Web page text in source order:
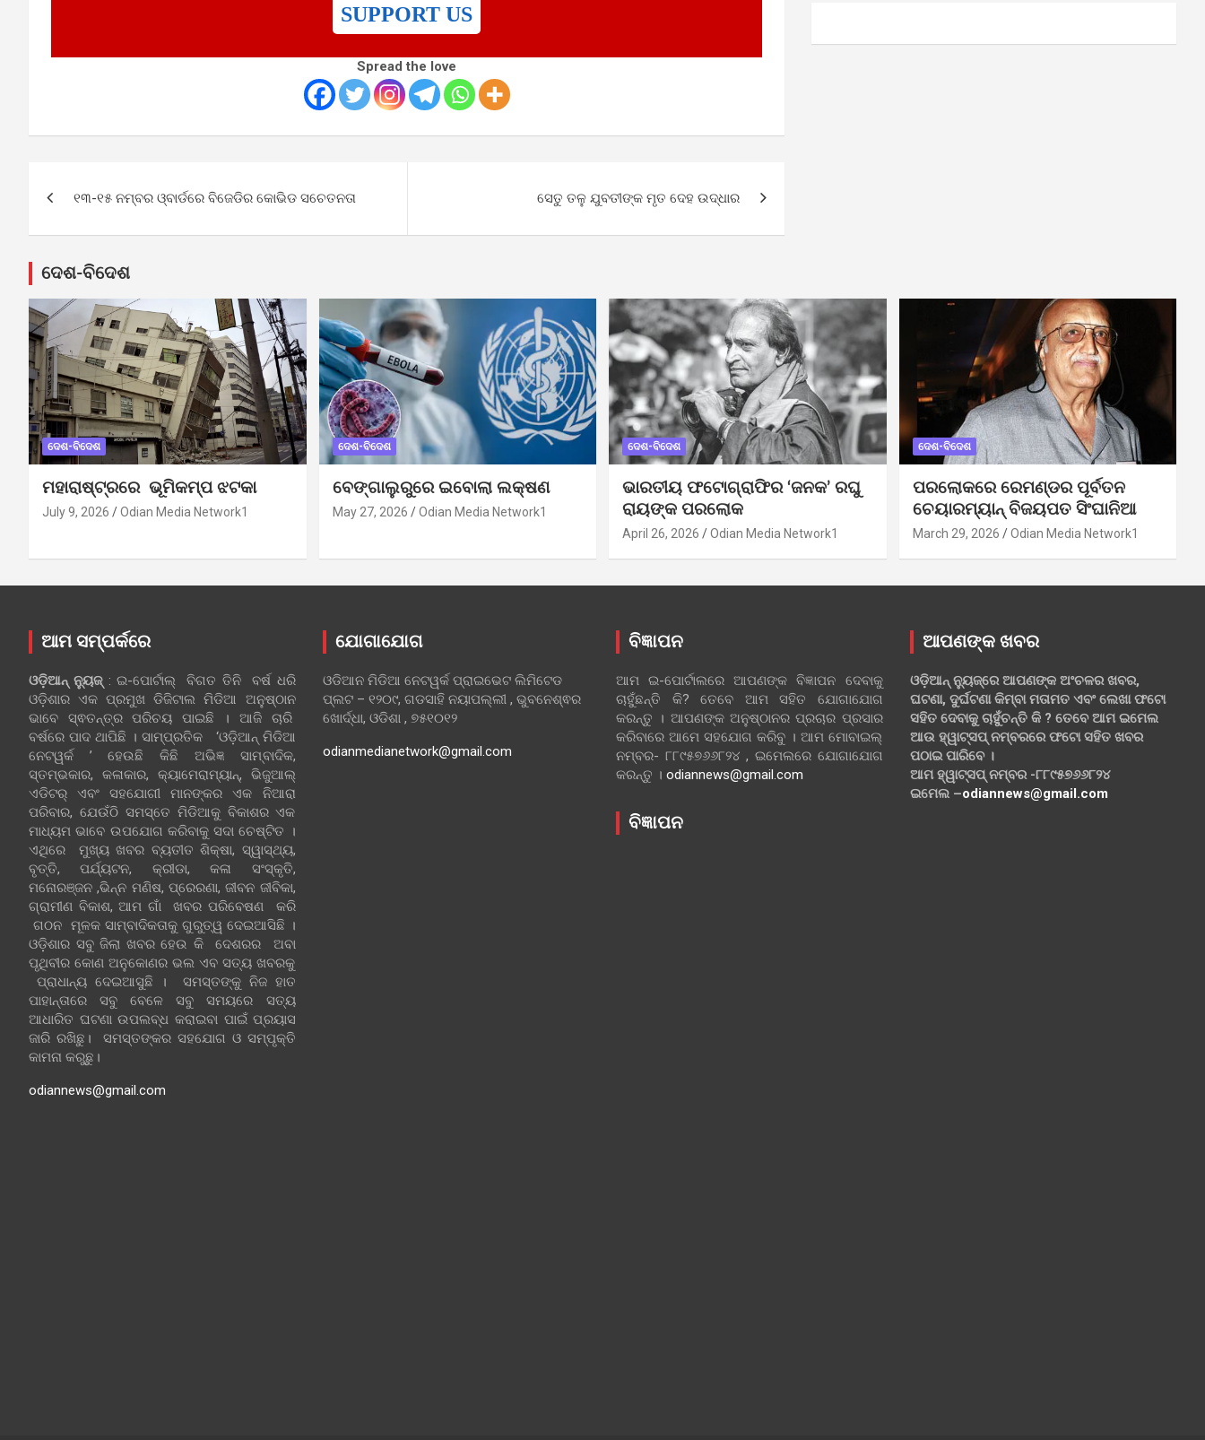
SUPPORT US
Spread the love
navigation
୧୩-୧୫ ନମ୍ବର ଓ୍ବାର୍ଡରେ ବିଜେଡିର କୋଭିଡ ସଚେତନତା ସେତୁ ତଳୁ ଯୁବତୀଙ୍କ ମୃତ ଦେହ ଉଦ୍ଧାର
ଦେଶ-ବିଦେଶ
ଦେଶ-ବିଦେଶ
ମହାରାଷ୍ଟ୍ରରେ ଭୂମିକମ୍ପ ଝଟକା
July 9, 2026 Odian Media Network1
ଦେଶ-ବିଦେଶ
ବେଙ୍ଗାଲୁରୁରେ ଇବୋଲା ଲକ୍ଷଣ
May 27, 2026 Odian Media Network1
ଦେଶ-ବିଦେଶ
ଭାରତୀୟ ଫଟୋଗ୍ରାଫିର ‘ଜନକ’ ରଘୁ
ରାୟଙ୍କ ପରଲୋକ
April 26, 2026 Odian Media Network1
ଦେଶ-ବିଦେଶ
ପରଲୋକରେ ରେମଣ୍ଡର ପୂର୍ବତନ
ଚେୟାରମ୍ୟାନ୍ ବିଜୟପତ ସିଂଘାନିଆ
March 29, 2026 Odian Media Network1
ଆମ ସମ୍ପର୍କରେ
ଓଡ଼ିଆନ୍‍ ନ୍ୟୁଜ୍‍: ଇ-ପୋର୍ଟାଲ୍ ବିଗତ ତିନି ବର୍ଷ ଧରି
ଓଡ଼ିଶାର ଏକ ପ୍ରମୁଖ ଡିଜିଟାଲ ମିଡିଆ ଅନୁଷ୍ଠାନ
ଭାବେ ସ୍ଵତନ୍ତ୍ର ପରିଚୟ ପାଇଛି । ଆଜି ଚାରି
ବର୍ଷରେ ପାଦ ଥାପିଛି । ସାମ୍ପ୍ରତିକ ‘ଓଡ଼ିଆନ୍‍ ମିଡିଆ
ନେଟୱର୍କ ’ ହେଉଛି କିଛି ଅଭିଜ୍ଞ ସାମ୍ବାଦିକ,
ସ୍ତମ୍ଭକାର, କଳାକାର, କ୍ୟାମେରାମ୍ୟାନ୍, ଭିଜୁଆଲ୍
ଏଡିଟର୍ ଏବଂ ସହଯୋଗୀ ମାନଙ୍କର ଏକ ନିଆରା
ପରିବାର, ଯେଉଁଠି ସମସ୍ତେ ମିଡିଆକୁ ବିକାଶର ଏକ
ମାଧ୍ୟମ ଭାବେ ଉପଯୋଗ କରିବାକୁ ସଦା ଚେଷ୍ଟିତ ।
ଏଥିରେ ମୁଖ୍ୟ ଖବର ବ୍ୟତୀତ ଶିକ୍ଷା, ସ୍ୱାସ୍ଥ୍ୟ,
ବୃତ୍ତି, ପର୍ଯ୍ୟଟନ, କ୍ରୀଡା, କଳା ସଂସ୍କୃତି,
ମନୋରଞ୍ଜନ ,ଭିନ୍ନ ମଣିଷ, ପ୍ରେରଣା, ଜୀବନ ଜୀବିକା,
ଗ୍ରାମୀଣ ବିକାଶ, ଆମ ଗାଁ ଖବର ପରିବେଷଣ କରି
ଗଠନ ମୂଳକ ସାମ୍ବାଦିକତାକୁ ଗୁରୁତ୍ୱ ଦେଇଆସିଛି ।
ଓଡ଼ିଶାର ସବୁ ଜିଲା ଖବର ହେଉ କି ଦେଶରର ଅବା
ପୃଥିବୀର କୋଣ ଅନୁକୋଣର ଭଲ ଏବ ସତ୍ୟ ଖବରକୁ
ପ୍ରାଧାନ୍ୟ ଦେଇଆସୁଛି । ସମସ୍ତଙ୍କୁ ନିଜ ହାତ
ପାହାନ୍ତାରେ ସବୁ ବେଳେ ସବୁ ସମୟରେ ସତ୍ୟ
ଆଧାରିତ ଘଟଣା ଉପଲବ୍ଧ କରାଇବା ପାଇଁ ପ୍ରୟାସ
ଜାରି ରଖିଛୁ। ସମସ୍ତଙ୍କର ସହଯୋଗ ଓ ସମ୍ପୃକ୍ତି
କାମନା କରୁଛୁ।
odiannews@gmail.com
ଯୋଗାଯୋଗ
ଓଡିଆନ ମିଡିଆ ନେଟୱର୍କ ପ୍ରାଇଭେଟ ଲିମିଟେଡ
ପ୍ଲଟ – ୧୨୦୯, ଗଡସାହି ନୟାପଲ୍ଲୀ , ଭୁବନେଶ୍ଵର
ଖୋର୍ଦ୍ଧା, ଓଡିଶା , ୭୫୧୦୧୨
odianmedianetwork@gmail.com
ବିଜ୍ଞାପନ
ଆମ ଇ-ପୋର୍ଟାଲରେ ଆପଣଙ୍କ ବିଜ୍ଞାପନ ଦେବାକୁ
ଚାହୁଁଛନ୍ତି କି? ତେବେ ଆମ ସହିତ ଯୋଗାଯୋଗ
କରନ୍ତୁ । ଆପଣଙ୍କ ଅନୁଷ୍ଠାନର ପ୍ରଚାର ପ୍ରସାର
କରିବାରେ ଆମେ ସହଯୋଗ କରିବୁ । ଆମ ମୋବାଇଲ୍
ନମ୍ବର- ୮୮୯୫୭୬୬୮୨୪ , ଇମେଲରେ ଯୋଗାଯୋଗ
କରନ୍ତୁ । odiannews@gmail.com
ବିଜ୍ଞାପନ
ଆପଣଙ୍କ ଖବର
ଓଡ଼ିଆନ୍ ନ୍ୟୁଜ୍‌ରେ ଆପଣଙ୍କ ଅଂଚଳର ଖବର,
ଘଟଣା, ଦୁର୍ଘଟଣା କିମ୍ବା ମତାମତ ଏବଂ ଲେଖା ଫଟୋ
ସହିତ ଦେବାକୁ ଚାହୁଁଚନ୍ତି କି ? ତେବେ ଆମ ଇମେଲ
ଆଉ ହ୍ୱାଟ୍‌ସପ୍ ନମ୍ବରରେ ଫଟୋ ସହିତ ଖବର
ପଠାଇ ପାରିବେ ।
ଆମ ହ୍ୱାଟ୍‌ସପ୍ ନମ୍ବର -୮୮୯୫୭୬୬୮୨୪
ଇମେଲ –odiannews@gmail.com